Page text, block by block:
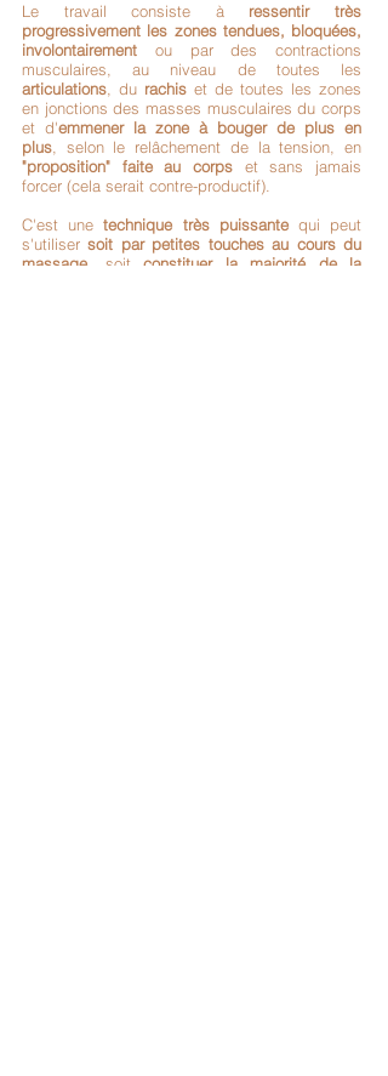
Le travail consiste à ressentir très
progressivement les zones tendues, bloquées,
involontairement ou par des contractions
musculaires, au niveau de toutes les
articulations , du rachis et de toutes les zones
en jonctions des masses musculaires du corps
et d'emmener la zone à bouger de plus en
plus , selon le relâchement de la tension, en
"proposition" faite au corps et sans jamais
forcer (cela serait contre-productif).
C'est unetechnique très puissantequi peut
s'utilisersoit par petites touches au cours du
massage , soit constituer la majorité de la